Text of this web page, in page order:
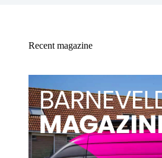
Recent magazine